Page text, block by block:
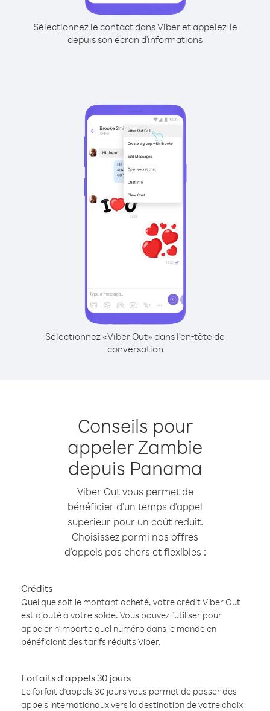
Sélectionnez le contact dans Viber et appelez-le
depuis son écran d'informations
Sélectionnez «Viber Out» dans l'en-tête de
conversation
Conseils pour
appeler Zambie
depuis Panama
Viber Out vous permet de
bénéficier d'un temps d'appel
supérieur pour un coût réduit.
Choisissez parmi nos offres
d'appels pas chers et flexibles :
Crédits
Quel que soit le montant acheté, votre crédit Viber Out
est ajouté à votre solde. Vous pouvez l'utiliser pour
appeler n'importe quel numéro dans le monde en
bénéficiant des tarifs réduits Viber.
Forfaits d'appels 30 jours
Le forfait d'appels 30 jours vous permet de passer des
appels internationaux vers la destination de votre choix